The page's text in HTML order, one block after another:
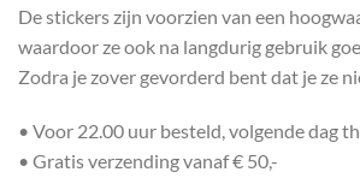
De stickers zijn voorzien van een
waardoor ze ook na langdurig gebruik
Zodra je zover gevorderd bent dat je ze
• Voor 22.00 uur besteld, volgende dag
• Gratis verzending vanaf € 50,-